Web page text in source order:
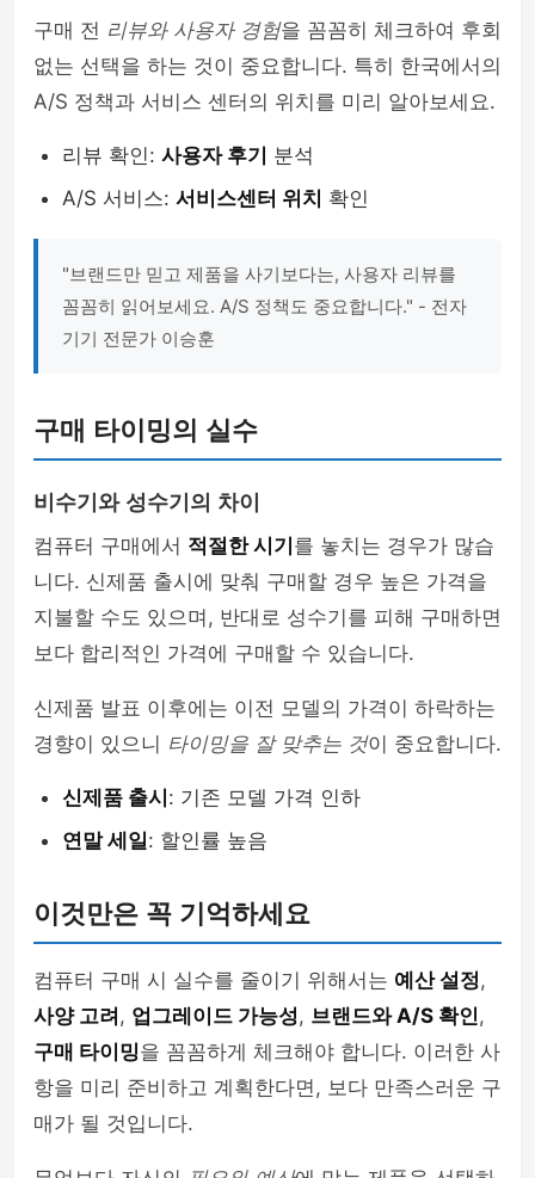
구매 전 리뷰와 사용자 경험을 꼼꼼히 체크하여 후회
없는 선택을 하는 것이 중요합니다. 특히 한국에서의
A/S 정책과 서비스 센터의 위치를 미리 알아보세요.
리뷰 확인: 사용자 후기
분석
A/S 서비스: 서비스센터 위치 확인
"브랜드만 믿고 제품을 사기보다는, 사용자 리뷰를
꼼꼼히 읽어보세요. A/S 정책도 중요합니다." - 전자
기기 전문가 이승훈
구매 타이밍의 실수
비수기와 성수기의 차이
컴퓨터 구매에서 적절한 시기 를 놓치는 경우가 많습
니다. 신제품 출시에 맞춰 구매할 경우 높은 가격을
지불할 수도 있으며, 반대로 성수기를 피해 구매하면
보다 합리적인 가격에 구매할 수 있습니다.
신제품 발표 이후에는 이전 모델의 가격이 하락하는
경향이 있으니 타이밍을 잘 맞추는 것이 중요합니다.
신제품 출시 : 기존 모델 가격 인하
연말 세일: 할인률 높음
이것만은 꼭 기억하세요
컴퓨터 구매 시 실수를 줄이기 위해서는 예산 설정,
사양 고려 , 업그레이드 가능성, 브랜드와 A/S 확인,
구매 타이밍을 꼼꼼하게 체크해야 합니다. 이러한 사
항을 미리 준비하고 계획한다면, 보다 만족스러운 구
매가 될 것입니다.